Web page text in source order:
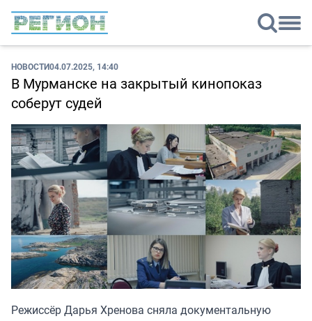
НОВОСТИ04.07.2025, 14:40
В Мурманске на закрытый кинопоказ
соберут судей
Режиссёр Дарья Хренова сняла документальную